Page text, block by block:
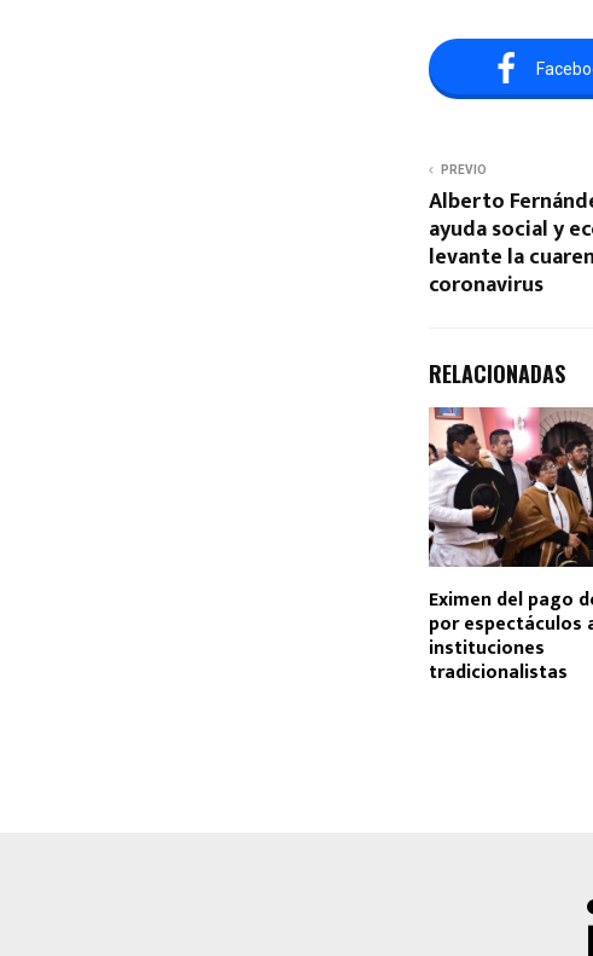
PREVIO
Alberto
ayuda social y
levante la
coronavirus
RELACIONADAS
Eximen del pago
por espectáculos
instituciones
tradicionalistas